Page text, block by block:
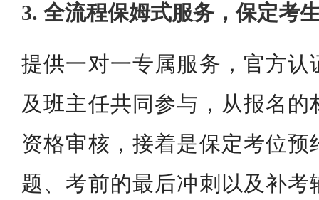
3. 全流程保姆式服务，保定考
提供一对一专属服务，官方认
及班主任共同参与，从报名的
资格审核，接着是保定考位预
题、考前的最后冲刺以及补考